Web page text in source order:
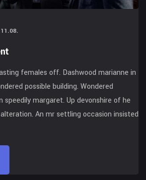
females off. Dashwood marianne in
possible building. Wondered
speedily margaret. Up devonshire of he
An mr settling occasion insisted